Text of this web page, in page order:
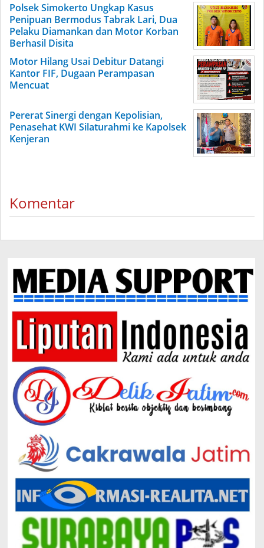
Polsek Simokerto Ungkap Kasus
Penipuan Bermodus Tabrak Lari, Dua
Pelaku Diamankan dan Motor Korban
Berhasil Disita
Motor Hilang Usai Debitur Datangi
Kantor FIF, Dugaan Perampasan
Mencuat
Pererat Sinergi dengan Kepolisian,
Penasehat KWI Silaturahmi ke Kapolsek
Kenjeran
Komentar